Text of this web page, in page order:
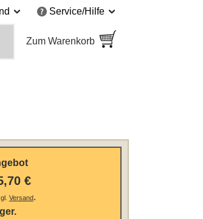
Service/Hilfe
Zum Warenkorb
€
Versand.